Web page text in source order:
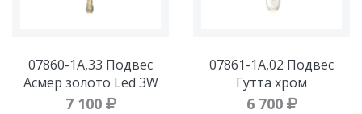
07860-1A,33 Подвес
Асмер золото Led 3W
7 100
07861-1A,02 Подвес
Гутта хром
6 700